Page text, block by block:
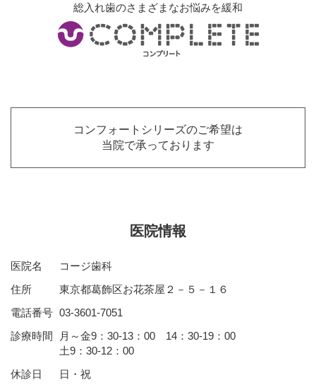
総入れ歯のさまざまなお悩みを緩和
コンフォートシリーズのご希望は
当院で承っております
医院情報
医院名
コージ歯科
住所
東京都葛飾区お花茶屋２－５－１６
電話番号 03-3601-7051
診療時間
月～金9：30-13：00 14：30-19：00
土9：30-12：00
休診日
日・祝